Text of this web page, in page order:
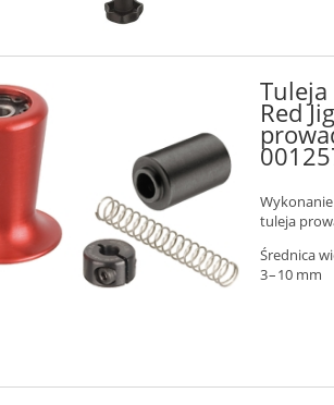
Red
Wykonanie
tuleja
Średnica
3 – 10 mm